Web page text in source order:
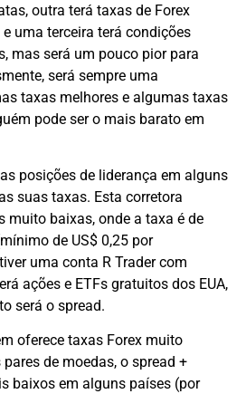
outra terá taxas de Forex
uma terceira terá condições
mas será um pouco pior para
será sempre uma
taxas melhores e algumas taxas
pode ser o mais barato em
posições de liderança em alguns
suas taxas. Esta corretora
muito baixas, onde a taxa é de
de US$ 0,25 por
uma conta R Trader com
ações e ETFs gratuitos dos EUA,
será o spread.
oferece taxas Forex muito
de moedas, o spread +
baixos em alguns países (por